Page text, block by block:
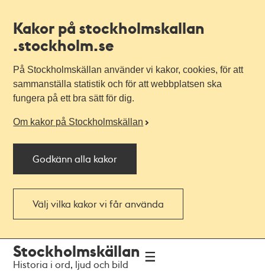
Kakor på stockholmskallan
.stockholm.se
På Stockholmskällan använder vi kakor, cookies, för att
sammanställa statistik och för att webbplatsen ska
fungera på ett bra sätt för dig.
Om kakor på Stockholmskällan
Godkänn alla kakor
Välj vilka kakor vi får använda
navigationen
huvudinnehållet
Stockholmskällan
Historia i ord, ljud och bild